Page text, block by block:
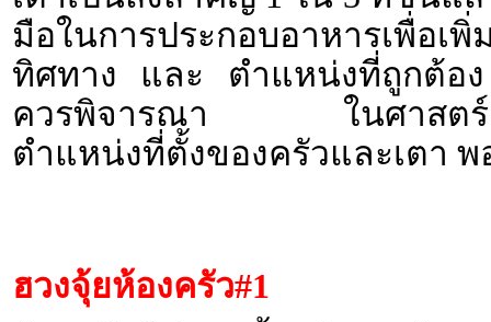
มือในการประกอบอาหารเพื่
ทิศทาง และ ตำแหน่งที่ถูกต้อง
ควรพิจารณา ในศาสตร์ฮว
ตำแหน่งที่ตั้งของครัวและเตา
ฮวงจุ้ยห้องครัว#1